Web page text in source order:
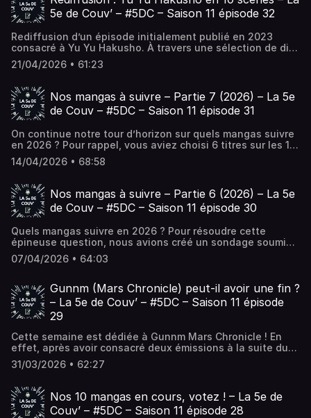
débat autour du manga !.
5e de Couv’ – #5DC – Saison 11 épisode 32
Rediffusion d’un épisode initialement publié en 2023
consacré à Yu Yu Hakusho. À travers une sélection de dix
scènes, La 5e de Couv’ propose de traverser l’œuvre et
d’en retrouver les moments les plus marquants.... L’article
– #5DC – Saison 11 épisode 32 est apparu en premier sur
La 5e de Couv' - Le podcast de débat autour du manga !.
21/04/2026 • 61:23
Nos mangas à suivre – Partie 7 (2026) – La 5e
de Couv – #5DC – Saison 11 épisode 31
On continue notre tour d’horizon sur quels mangas suivre
en 2026 ? Pour rappel, vous aviez choisi 6 titres sur les 10
qu’on vous avait proposés. La semaine dernière, nous
vous parlions de 3 d’entre... L’article Nos mangas à suivre
épisode 31 est apparu en premier sur La 5e de Couv' - Le
podcast de débat autour du manga !.
14/04/2026 • 68:58
Nos mangas à suivre – Partie 6 (2026) – La 5e
de Couv – #5DC – Saison 11 épisode 30
Quels mangas suivre en 2026 ? Pour résoudre cette
épineuse question, nous avions créé un sondage soumis
à nos auditeurs et 6 titres sont arrivés en tête. Merci à
tous les votants ! Il y... L’article Nos mangas à suivre –
30 est apparu en premier sur La 5e de Couv' - Le podcast
de débat autour du manga !.
07/04/2026 • 64:03
Gunnm (Mars Chronicle) peut-il avoir une fin ?
– La 5e de Couv’ – #5DC – Saison 11 épisode
29
Cette semaine est dédiée à Gunnm Mars Chronicle ! En
effet, après avoir consacré deux émissions à la suite du
monument de Yukito Kishiro Gunnm Last Order, il était
temps de se pencher sur la... L’article Gunnm (Mars
Saison 11 épisode 29 est apparu en premier sur La 5e de
Couv' - Le podcast de débat autour du manga !.
31/03/2026 • 62:27
Nos 10 mangas en cours, votez ! – La 5e de
Couv’ – #5DC – Saison 11 épisode 28